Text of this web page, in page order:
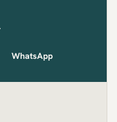
WhatsApp